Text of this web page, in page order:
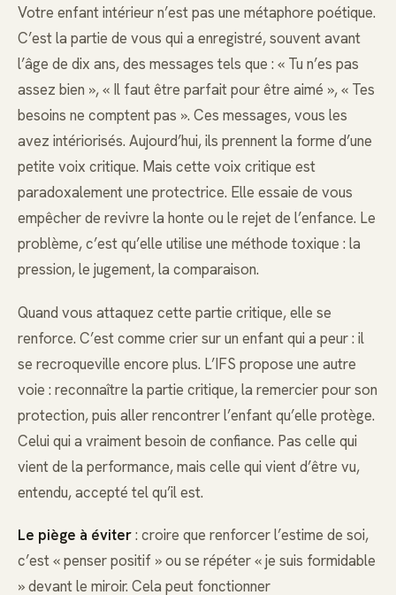
Votre enfant intérieur n’est pas une métaphore poétique.
C’est la partie de vous qui a enregistré, souvent avant
l’âge de dix ans, des messages tels que : « Tu n’es pas
assez bien », « Il faut être parfait pour être aimé », « Tes
besoins ne comptent pas ». Ces messages, vous les
avez intériorisés. Aujourd’hui, ils prennent la forme d’une
petite voix critique. Mais cette voix critique est
paradoxalement une protectrice. Elle essaie de vous
empêcher de revivre la honte ou le rejet de l’enfance. Le
problème, c’est qu’elle utilise une méthode toxique : la
pression, le jugement, la comparaison.
Quand vous attaquez cette partie critique, elle se
renforce. C’est comme crier sur un enfant qui a peur : il
se recroqueville encore plus. L’IFS propose une autre
voie : reconnaître la partie critique, la remercier pour son
protection, puis aller rencontrer l’enfant qu’elle protège.
Celui qui a vraiment besoin de confiance. Pas celle qui
vient de la performance, mais celle qui vient d’être vu,
entendu, accepté tel qu’il est.
Le piège à éviter: croire que renforcer l’estime de soi,
c’est « penser positif » ou se répéter « je suis formidable
» devant le miroir. Cela peut fonctionner